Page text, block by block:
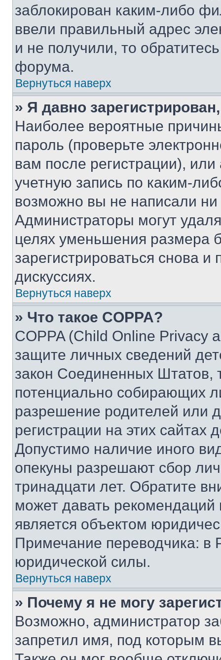
заблокирован каким-либо
ввели правильный адрес
и не получили, то
форума.
Вернуться наверх
» Я давно
Наиболее вероятные
пароль (проверьте
вам после регистрации),
учетную запись по каким-
возможно вы не написали
Администраторы могут
целях уменьшения размера
зарегистрироваться снова и
дискуссиях.
Вернуться наверх
» Что такое COPPA?
COPPA (Child Online Privacy
защите личных сведений
закон Соединенных Штатов,
потенциально собирающих
разрешение родителей или
регистрации на этих сайтах
Допустимо наличие иного
опекуны разрешают сбор
тринадцати лет. Обратите
может давать
является объектом
Примечание переводчика: в
юридической силы.
Вернуться наверх
» Почему я не могу
Возможно, администратор
запретил имя, под которым